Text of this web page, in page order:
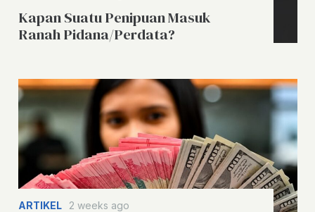
Kapan Suatu Penipuan Masuk
Ranah Pidana/Perdata?
ARTIKEL 2 weeks ago